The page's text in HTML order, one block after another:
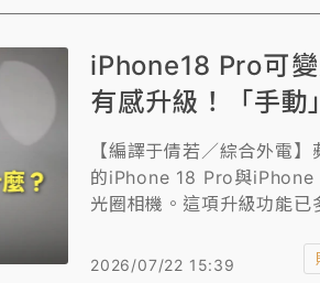
機可能配備幾乎難以察覺
iPhone18 Pro可
有感升級！「手動
【編譯于倩若／綜合外電
的iPhone 18 Pro與
光圈相機。這項升級功能已
為一般使用者帶來什麼改變
2026/07/22 15:39